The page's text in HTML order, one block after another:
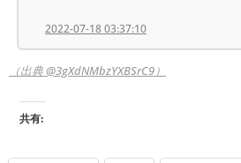
2022-07-18 03:37:10
（出典 @3gXdNMbzYXBSrC9）
共有: